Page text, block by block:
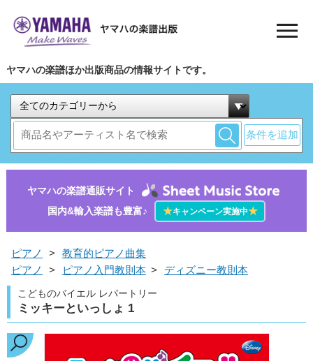
ヤマハの楽譜ほか出版商品の情報サイトです。
条件を追加
ヤマハの楽譜通販サイト
国内&輸入楽譜も豊富♪
★キャンペーン実施中★
ピアノ >
教育的ピアノ曲集
ピアノ
> ピアノ入門教則本 > ディズニー教則本
こどものバイエル レパートリー
ミッキーといっしょ 1